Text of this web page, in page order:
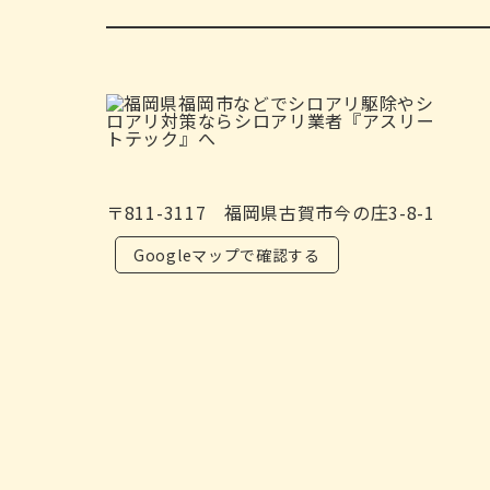
〒811-3117 福岡県古賀市今の庄3-8-1
Googleマップで確認する